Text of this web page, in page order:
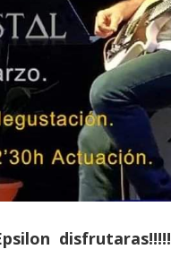
disfrutaras!!!!!